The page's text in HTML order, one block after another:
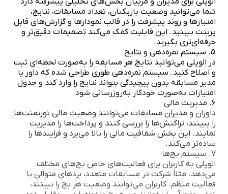
شما می‌توانید وضعیت بازیکنان، تعداد مسابقات، نتایج،
امتیازها و روند پیشرفت را در قالب نمودارها و گزارش‌های قابل
پرینت ببینید. این قابلیت کمک می‌کند تصمیمات دقیق‌تر و
حرفه‌ای‌تری بگیرید.
5. سیستم نمره‌دهی و نتایج
در الوپلی می‌توانید نتایج هر مسابقه را به‌صورت لحظه‌ای ثبت
و اصلاح کنید. سیستم نمره‌دهی طوری طراحی شده که داور یا
مدیر مسابقه بدون پیچیدگی بتواند نتایج را وارد کند و جدول
امتیازات به‌صورت خودکار به‌روزرسانی شود.
6. مدیریت مالی
داوران و مدیران مسابقات می‌توانند وضعیت مالی تورنمنت‌ها
را ببینند، تراکنش‌ها را بررسی کنند و پرداخت‌ها را مدیریت
نمایند. این بخش شفافیت مالی را بالا می‌برد و فرایندها را
ساده‌تر می‌کند.
7. سیستم بج‌ها
الوپلی به کاربران برای فعالیت‌های خاص بج‌های مختلف
می‌دهد. مثلاً شرکت در مسابقات متعدد، بردهای متوالی یا
فعالیت منظم. کاربران می‌توانند وضعیت هر بج را ببینند،